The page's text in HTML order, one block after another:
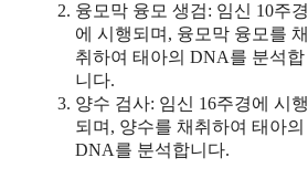
융모막 융모 생검: 임신 10주경
에 시행되며, 융모막 융모를 채
취하여 태아의 DNA를 분석합
니다.
양수 검사: 임신 16주경에 시행
되며, 양수를 채취하여 태아의
DNA를 분석합니다.